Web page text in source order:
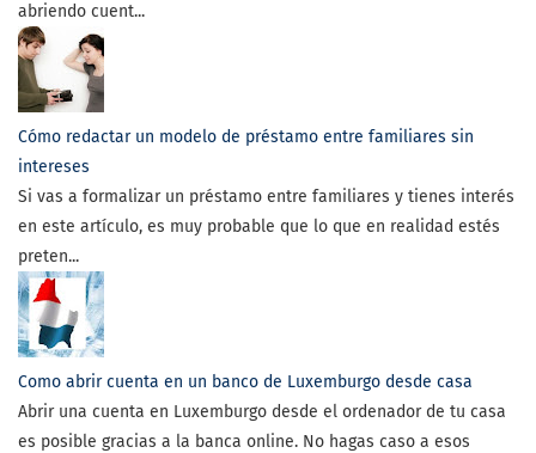
abriendo cuent...
Cómo redactar un modelo de préstamo entre familiares sin
intereses
Si vas a formalizar un préstamo entre familiares y tienes interés
en este artículo, es muy probable que lo que en realidad estés
preten...
Como abrir cuenta en un banco de Luxemburgo desde casa
Abrir una cuenta en Luxemburgo desde el ordenador de tu casa
es posible gracias a la banca online. No hagas caso a esos